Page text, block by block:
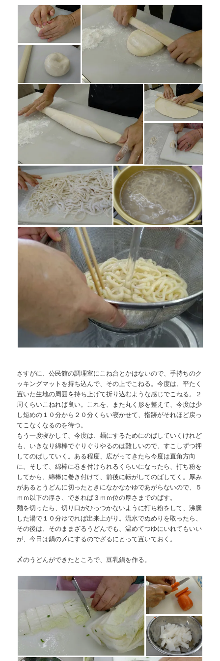
さすがに、公民館の調理室にこね台とかはないので、手持ちのク
ッキングマットを持ち込んで、その上でこねる。今度は、平たく
置いた生地の周囲を持ち上げて折り込むような感じでこねる。２
周くらいこねれば良い。これを、また丸く形を整えて、今度は少
し短めの１０分から２０分くらい寝かせて、指跡がそれほど戻っ
てこなくなるのを待つ。
もう一度寝かして、今度は、麺にするためにのばしていくけれど
も、いきなり綿棒でぐりぐりやるのは難しいので、すこしずつ押
してのばしていく。ある程度、広がってきたら今度は直角方向
に。そして、綿棒に巻き付けられるくらいになったら、打ち粉を
してから、綿棒に巻き付けて、前後に転がしてのばしてく。厚み
があるとうどんに切ったときになかなかゆであがらないので、５
ｍｍ以下の厚さ、できれば３ｍｍ位の厚さまでのばす。
麺を切ったら、切り口がひっつかないように打ち粉をして、沸騰
した湯で１０分ゆでれば出来上がり。流水でぬめりを取ったら、
その後は、そのままざるうどんでも、温めてつゆにいれてもいい
が、今日は鍋の〆にするのでざるにとって置いておく。
〆のうどんができたところで、豆乳鍋を作る。